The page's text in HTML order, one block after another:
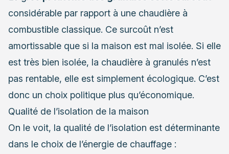
considérable par rapport à une chaudière à
combustible classique. Ce surcoût n’est
amortissable que si la maison est mal isolée. Si elle
est très bien isolée, la chaudière à granulés n’est
pas rentable, elle est simplement écologique. C’est
donc un choix politique plus qu’économique.
Qualité de l’isolation de la maison
On le voit, la qualité de l’isolation est déterminante
dans le choix de l’énergie de chauffage :